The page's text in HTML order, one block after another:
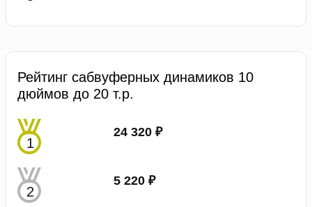
Рейтинг сабвуферных динамиков 10
дюймов до 20 т.р.
24 320 ₽
5 220 ₽